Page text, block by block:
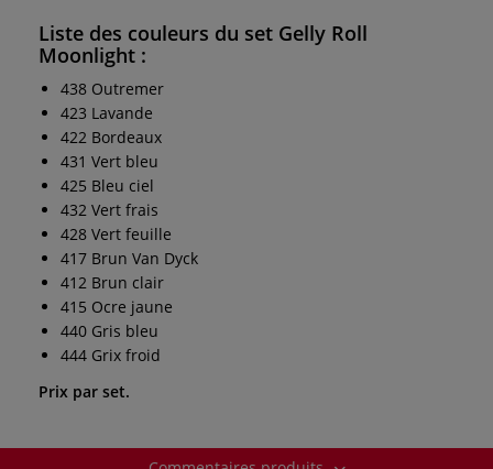
Liste des couleurs du set Gelly Roll
Moonlight :
438 Outremer
423 Lavande
422 Bordeaux
431 Vert bleu
425 Bleu ciel
432 Vert frais
428 Vert feuille
417 Brun Van Dyck
412 Brun clair
415 Ocre jaune
440 Gris bleu
444 Grix froid
Prix par set.